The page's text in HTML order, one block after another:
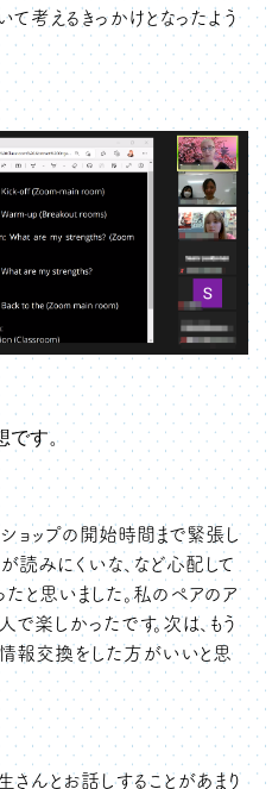
考えるきっかけとなったよう
です。
ョップの開始時間まで緊張し
読みにくいな、など心配して
たと思いました。私のペアのア
楽しかったです。次は、もう
報交換をした方がいいと思
さんとお話しすることがあまり